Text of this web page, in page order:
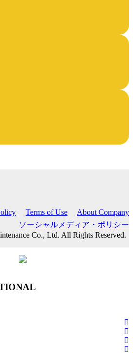
Terms of Use
About Company
ソーシャルメディア・ポリシー
Co., Ltd. All Rights Reserved.